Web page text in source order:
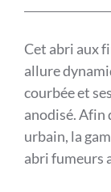
Cet abri aux
allure
courbée et
anodisé. Afin
urbain, la
abri fumeurs